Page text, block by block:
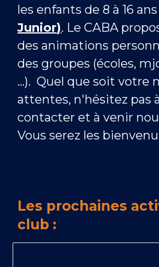
les enfants de 8 à 16 ans
Junior). Le CABA
des animations
des groupes (écoles,
...). Quel que soit votre
attentes, n'hésitez pas
contacter et à venir
Vous serez les
Les prochaines
club :